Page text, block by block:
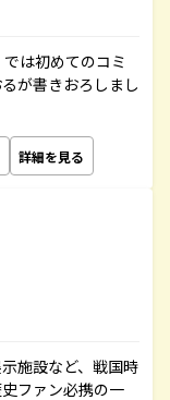
は初めてのコミ
が書きおろしまし
詳細を見る
施設など、戦国時
ファン必携の一